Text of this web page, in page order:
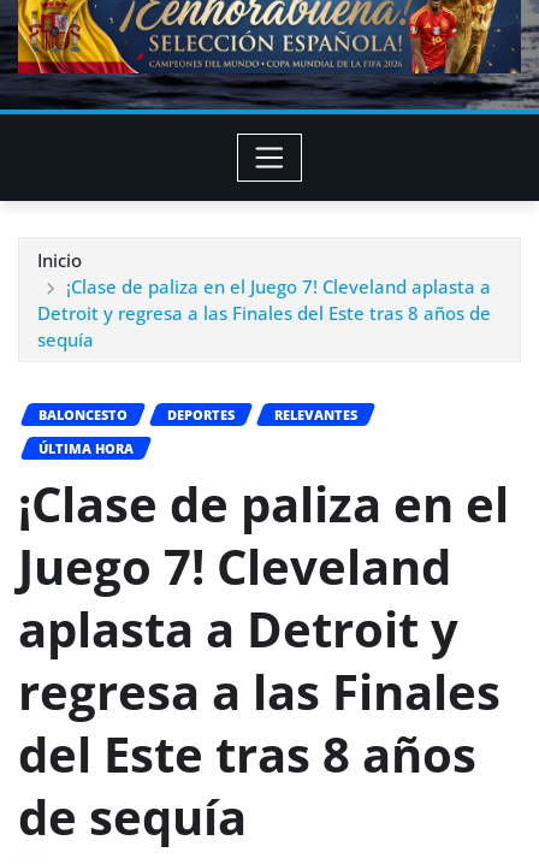
Inicio
¡Clase de paliza en el Juego 7! Cleveland aplasta a
Detroit y regresa a las Finales del Este tras 8 años de
sequía
BALONCESTO DEPORTES
RELEVANTES
ÚLTIMA HORA
¡Clase de paliza en el
Juego 7! Cleveland
aplasta a Detroit y
regresa a las Finales
del Este tras 8 años
de sequía